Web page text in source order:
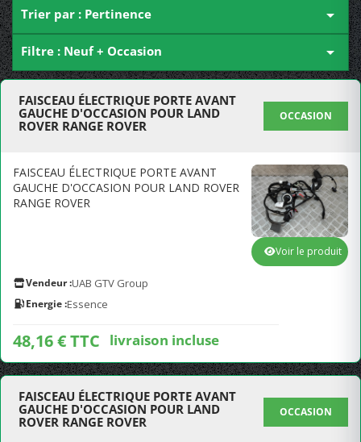
Trier par : Pertinence 
Filtre : Neuf + Occasion 
FAISCEAU ÉLECTRIQUE PORTE AVANT
GAUCHE D'OCCASION POUR LAND
ROVER RANGE ROVER
OCCASION
FAISCEAU ÉLECTRIQUE PORTE AVANT
GAUCHE D'OCCASION POUR LAND ROVER
RANGE ROVER
Vendeur :UAB GTV Group
Energie :Essence
48,16 € TTC livraison incluse
Voir le produit
FAISCEAU ÉLECTRIQUE PORTE AVANT
GAUCHE D'OCCASION POUR LAND
ROVER RANGE ROVER
OCCASION